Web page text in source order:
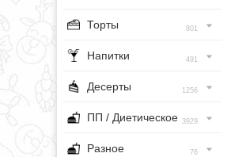
Торты 801
Напитки 491
Десерты 1256
ПП / Диетическое 3929
Разное 76